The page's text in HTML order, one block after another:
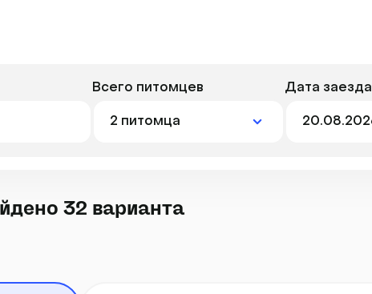
Всего питомцев Дата заезда
32 варианта